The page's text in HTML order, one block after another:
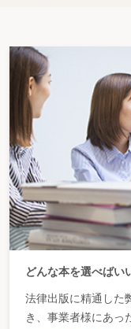
どんな本を選べばい
法律出版に精通した
き、事業者様にあっ